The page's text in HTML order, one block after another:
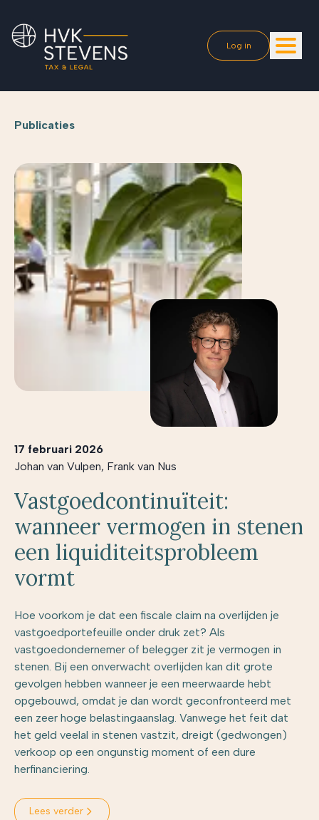
Log in
Publicaties
17 februari 2026
Johan van Vulpen, Frank van Nus
Vastgoedcontinuïteit:
wanneer vermogen in stenen
een liquiditeitsprobleem
vormt
Hoe voorkom je dat een fiscale claim na overlijden je
vastgoedportefeuille onder druk zet? Als
vastgoedondernemer of belegger zit je vermogen in
stenen. Bij een onverwacht overlijden kan dit grote
gevolgen hebben wanneer je een meerwaarde hebt
opgebouwd, omdat je dan wordt geconfronteerd met
een zeer hoge belastingaanslag. Vanwege het feit dat
het geld veelal in stenen vastzit, dreigt (gedwongen)
verkoop op een ongunstig moment of een dure
herfinanciering.
Lees verder